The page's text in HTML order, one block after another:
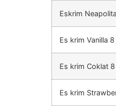
Eskrim
Es krim Vanilla
Es krim Coklat
Es krim